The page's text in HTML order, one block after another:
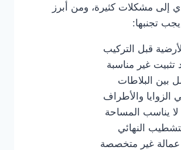
إلى مشكلات كثيرة، ومن أبرز
تجنبها:
قبل التركيب
تثبيت غير مناسبة
بين البلاطات
والأطراف
لا يناسب المساحة
النهائي
عمالة غير متخصصة